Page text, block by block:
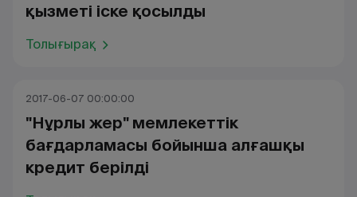
қызметі іске қосылды
Толығырақ
2017-06-07 00:00:00
"Нұрлы жер" мемлекеттік
бағдарламасы бойынша алғашқы
кредит берілді